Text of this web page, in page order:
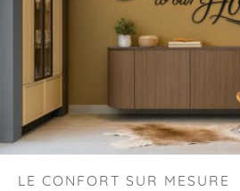
LE CONFORT SUR MESURE